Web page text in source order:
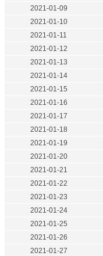
2021-01-09
2021-01-10
2021-01-11
2021-01-12
2021-01-13
2021-01-14
2021-01-15
2021-01-16
2021-01-17
2021-01-18
2021-01-19
2021-01-20
2021-01-21
2021-01-22
2021-01-23
2021-01-24
2021-01-25
2021-01-26
2021-01-27